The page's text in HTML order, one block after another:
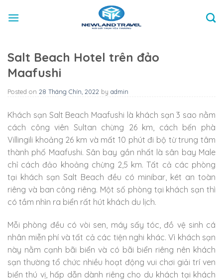
Salt Beach Hotel trên đảo
Maafushi
Posted on 28 Tháng Chín, 2022 by admin
Khách sạn Salt Beach Maafushi là khách sạn 3 sao nằm
cách công viên Sultan chừng 26 km, cách bến phà
Villingili khoảng 26 km và mất 10 phút đi bộ từ trung tâm
thành phố Maafushi. Sân bay gần nhất là sân bay Male
chỉ cách đảo khoảng chừng 2,5 km. Tất cả các phòng
tại khách sạn Salt Beach đều có minibar, két an toàn
riêng và ban công riêng. Một số phòng tại khách sạn thì
có tầm nhìn ra biển rất hút khách du lịch.
Mỗi phòng đều có vòi sen, máy sấy tóc, đồ vệ sinh cá
nhân miễn phí và tất cả các tiện nghi khác. Vì khách sạn
này nằm cạnh bãi biển và có bãi biển riêng nên khách
sạn thường tổ chức nhiều hoạt động vui chơi giải trí ven
biển thú vị, hấp dẫn dành riêng cho du khách tại khách